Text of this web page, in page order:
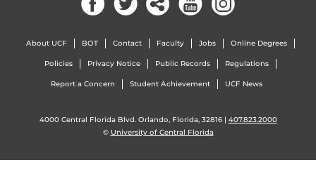
About UCF BOT Contact Faculty Jobs Online Degrees
Policies Privacy Notice Public Records Regulations
Report a Concern Student Achievement UCF News
4000 Central Florida Blvd. Orlando, Florida, 32816 | 407.823.2000
© University of Central Florida